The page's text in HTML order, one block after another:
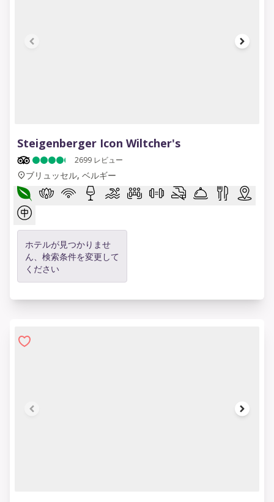
Steigenberger Icon Wiltcher's
2699 レビュー
ブリュッセル, ベルギー
ホテルが見つかりませ
ん、検索条件を変更して
ください